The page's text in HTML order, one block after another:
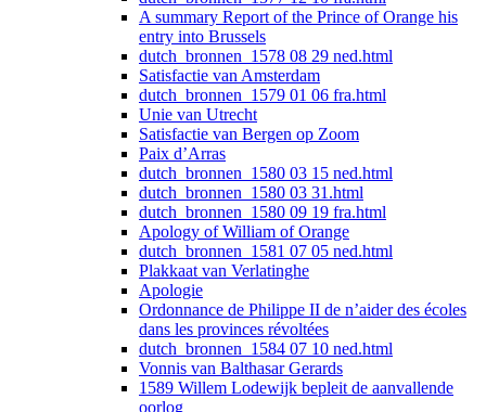
A summary Report of the Prince of Orange his
entry into Brussels
dutch_bronnen_1578 08 29 ned.html
Satisfactie van Amsterdam
dutch_bronnen_1579 01 06 fra.html
Unie van Utrecht
Satisfactie van Bergen op Zoom
Paix d’Arras
dutch_bronnen_1580 03 15 ned.html
dutch_bronnen_1580 03 31.html
dutch_bronnen_1580 09 19 fra.html
Apology of William of Orange
dutch_bronnen_1581 07 05 ned.html
Plakkaat van Verlatinghe
Apologie
Ordonnance de Philippe II de n’aider des écoles
dans les provinces révoltées
dutch_bronnen_1584 07 10 ned.html
Vonnis van Balthasar Gerards
1589 Willem Lodewijk bepleit de aanvallende
oorlog